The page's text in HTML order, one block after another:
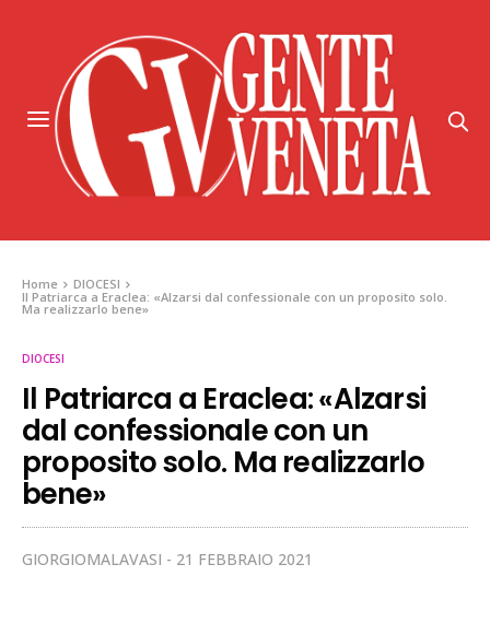
Home
DIOCESI
Il Patriarca a Eraclea: «Alzarsi dal confessionale con un proposito solo.
Ma realizzarlo bene»
DIOCESI
Il Patriarca a Eraclea: «Alzarsi
dal confessionale con un
proposito solo. Ma realizzarlo
bene»
GIORGIOMALAVASI 21 FEBBRAIO 2021